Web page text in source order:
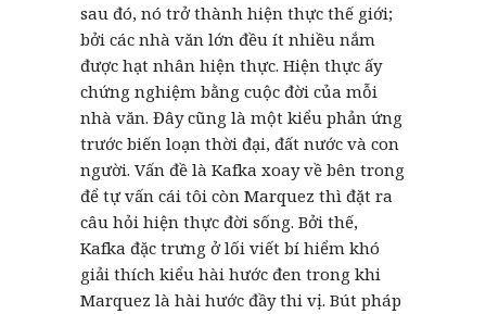
sau đó, nó trở thành hiện thực thế giới;
bởi các nhà văn lớn đều ít nhiều nắm
được hạt nhân hiện thực. Hiện thực ấy
chứng nghiệm bằng cuộc đời của mỗi
nhà văn. Đây cũng là một kiểu phản ứng
trước biến loạn thời đại, đất nước và con
người. Vấn đề là Kafka xoay về bên trong
để tự vấn cái tôi còn Marquez thì đặt ra
câu hỏi hiện thực đời sống. Bởi thế,
Kafka đặc trưng ở lối viết bí hiểm khó
giải thích kiểu hài hước đen trong khi
Marquez là hài hước đầy thi vị. Bút pháp